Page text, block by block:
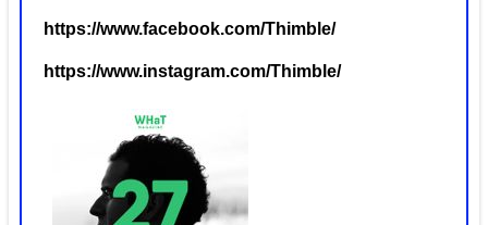
https://www.facebook.com/Thimble/
https://www.instagram.com/Thimble/